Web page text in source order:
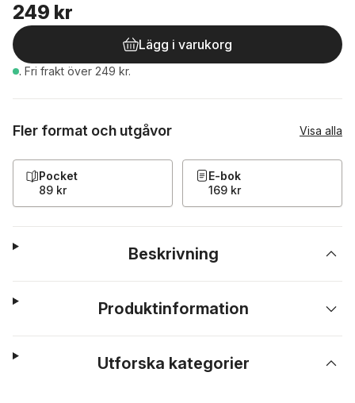
249 kr
Lägg i varukorg
. Fri frakt över 249 kr.
Fler format och utgåvor Visa alla
Pocket
89 kr
E-bok
169 kr
Beskrivning
Produktinformation
Utforska kategorier